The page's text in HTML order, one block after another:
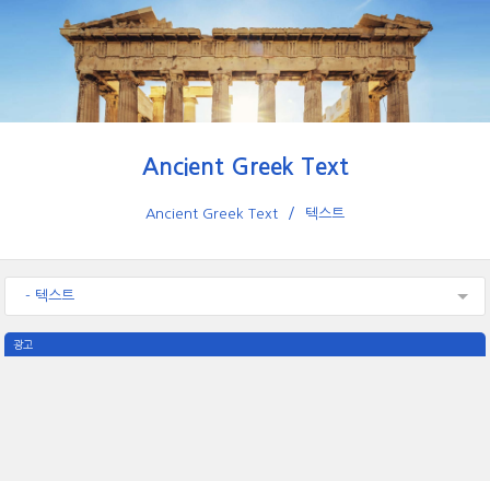
Ancient Greek Text
Ancient Greek Text 텍스트
- 텍스트
광고